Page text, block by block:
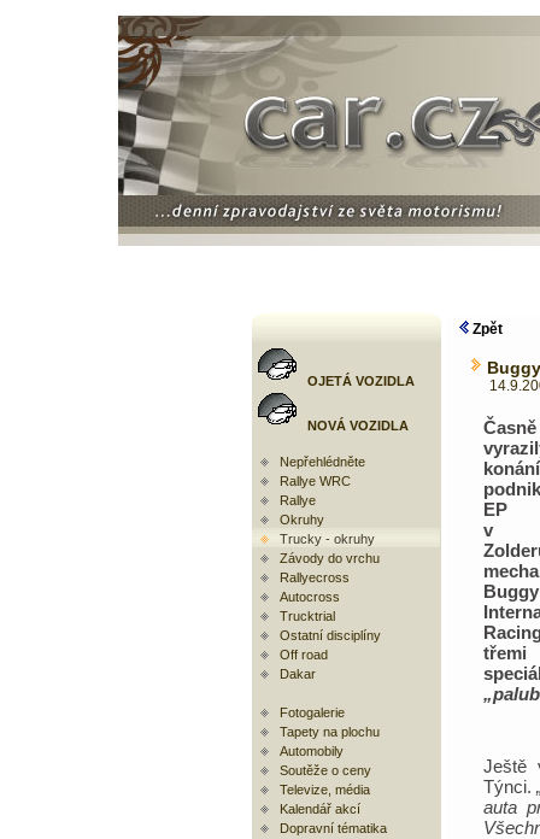
OJETÁ VOZIDLA
NOVÁ VOZIDLA
Nepřehlédněte
Rallye WRC
Rallye
Okruhy
Trucky - okruhy
Závody do vrchu
Rallyecross
Autocross
Trucktrial
Ostatní disciplíny
Off road
Dakar
Fotogalerie
Tapety na plochu
Automobily
Soutěže o ceny
Televize, média
Kalendář akcí
Dopravní tématika
Zpět
EP
v
třemi
Ještě
Týnci.
auta